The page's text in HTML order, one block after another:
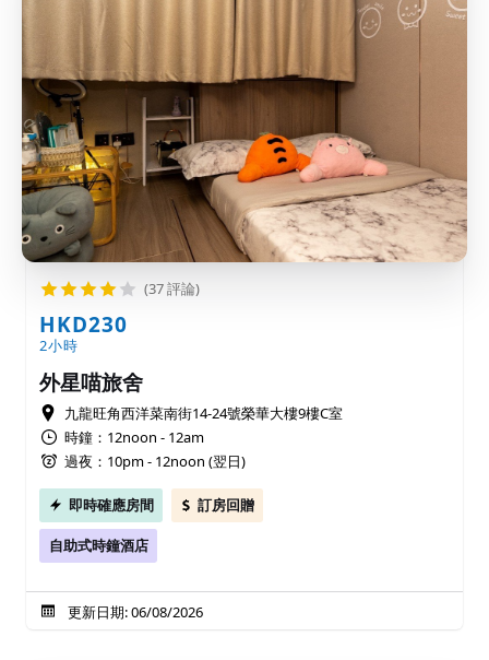
(37 評論)
HKD230
2小時
外星喵旅舍
九龍旺角西洋菜南街14-24號榮華大樓9樓C室
時鐘：12noon - 12am
過夜：10pm - 12noon (翌日)
即時確應房間 訂房回贈
自助式時鐘酒店
更新日期: 06/08/2026